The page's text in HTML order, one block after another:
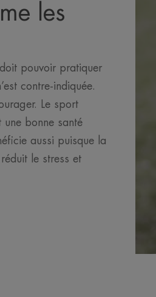
les
pouvoir pratiquer
contre-indiquée.
Le sport
bonne santé
aussi puisque la
le stress et